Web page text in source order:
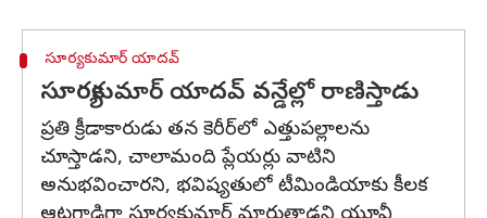
సూర్యకుమార్ యాదవ్
సూర్యకుమార్ యాదవ్ వన్డేల్లో రాణిస్తాడు
ప్రతి క్రీడాకారుడు తన కెరీర్‌లో ఎత్తుపల్లాలను
చూస్తాడని, చాలామంది ప్లేయర్లు వాటిని
అనుభవించారని, భవిష్యతులో టీమిండియాకు కీలక